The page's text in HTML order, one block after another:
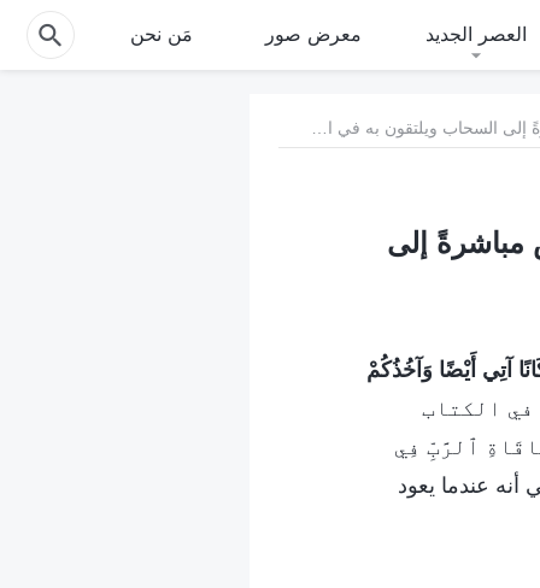
العصر الجديد معرض صور مَن نحن
مباشرةً إلى
آتِي أَيْضًا وَآخُذُكُمْ
الكتاب
ٱلرَّبِّ فِي
أنه عندما يعود